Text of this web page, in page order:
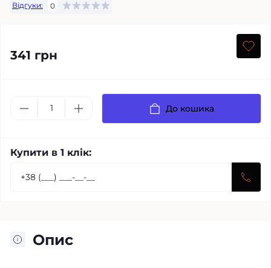
Відгуки: 0
341 грн
До кошика
Купити в 1 клік:
Опис